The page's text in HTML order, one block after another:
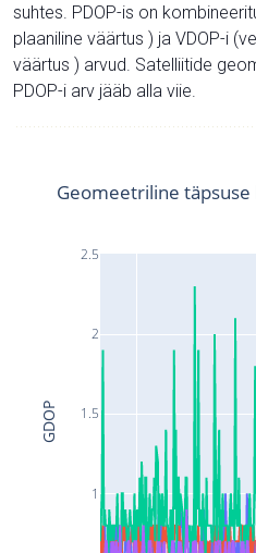
suhtes. PDOP-is on
plaaniline väärtus ) ja VDOP-i
väärtus ) arvud. Satelliitide
PDOP-i arv jääb alla viie.
1
1.5
2
2.5
Geomeetriline täpsuse
GDOP